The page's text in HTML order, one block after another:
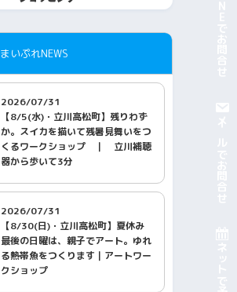
まいぷれNEWS
2026/07/31
【8/5(水)・立川高松町】残りわず
か。スイカを描いて残暑見舞いをつ
くるワークショップ ｜ 立川補聴
器から歩いて3分
2026/07/31
【8/30(日)・立川高松町】夏休み
最後の日曜は、親子でアート。ゆれ
る熱帯魚をつくります｜アートワー
クショップ